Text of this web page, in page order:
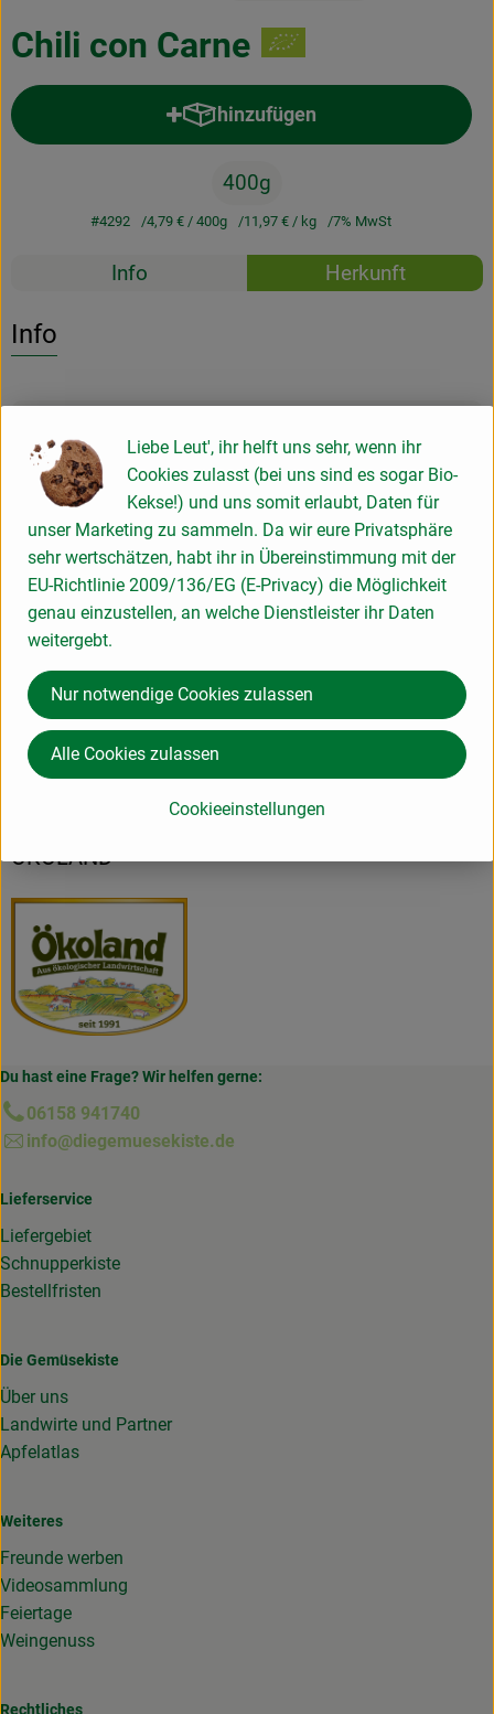
Rezepte
Nützliches
Chili con Carne
hinzufügen
Produkt zum Warenkorb
400g
#4292 4,79 €/ 400g 11,97 €/ kg 7% MwSt
Rezepte
Info Herkunft
Info
Produktinformationen
Produktdatenblatt
Herkunft
Hersteller: Ökoland GmbH Nord
ÖKOLAND
Du hast eine Frage? Wir helfen gerne:
06158 941740
info@diegemuesekiste.de
Lieferservice
Liefergebiet
Schnupperkiste
Bestellfristen
Die Gemüsekiste
Über uns
Landwirte und Partner
Apfelatlas
Weiteres
Freunde werben
Videosammlung
Feiertage
Weingenuss
Rechtliches
Liebe Leut', ihr helft uns sehr, wenn ihr
Cookies zulasst (bei uns sind es sogar Bio-
Kekse!) und uns somit erlaubt, Daten für
unser Marketing zu sammeln. Da wir eure Privatsphäre
sehr wertschätzen, habt ihr in Übereinstimmung mit der
EU-Richtlinie 2009/136/EG (E-Privacy) die Möglichkeit
genau einzustellen, an welche Dienstleister ihr Daten
weitergebt.
Cookieeinstellungen
Nur notwendige Cookies zulassen
Alle Cookies zulassen